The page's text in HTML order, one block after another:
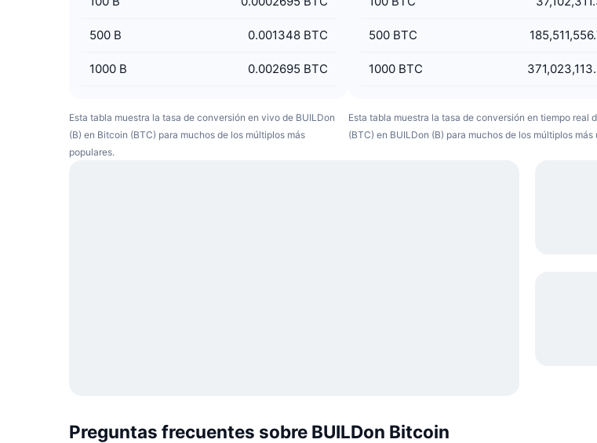
500 B 0.001348 BTC
1000 B 0.002695 BTC
Esta tabla muestra la tasa de conversión en vivo de BUILDon
(B) en Bitcoin (BTC) para muchos de los múltiplos más
populares.
500 BTC
1000 BTC
Esta tabla muestra la tasa de conversión en tiempo real
(BTC) en BUILDon (B) para muchos de los múltiplos
Preguntas frecuentes sobre BUILDon Bitcoin